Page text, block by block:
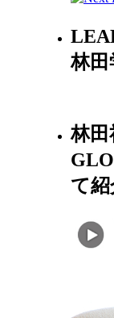
林田
林
て